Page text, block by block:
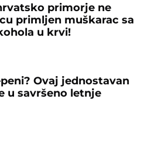
primorje ne
primljen muškarac sa
u krvi!
Ovaj jednostavan
u savršeno letnje